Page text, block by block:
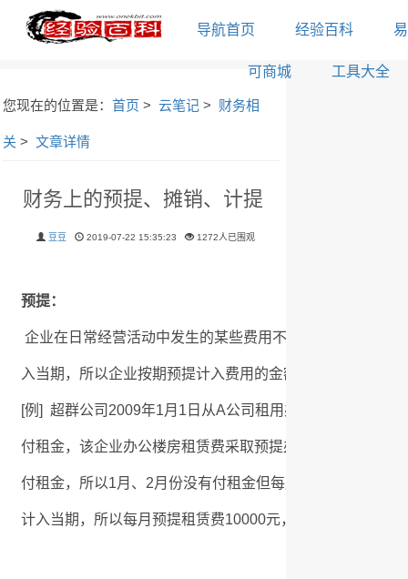
导航首页 经验百科 易
可商城 工具大全
您现在的位置是：首页 >云笔记 > 财务相
关 >文章详情
财务上的预提、摊销、计提
豆豆 2019-07-22 15:35:23 1272人已围观
预提：
企业在日常经营活动中发生的某些费用不一定当时就要支
入当期，所以企业按期预提计入费用的金额。（预提的费
[例] 超群公司2009年1月1日从A公司租用办公楼一幢，租
付租金，该企业办公楼房租赁费采取预提办法。 12万元的
付租金，所以1月、2月份没有付租金但每月的租金应该是
计入当期，所以每月预提租赁费10000元，第3个月支付一